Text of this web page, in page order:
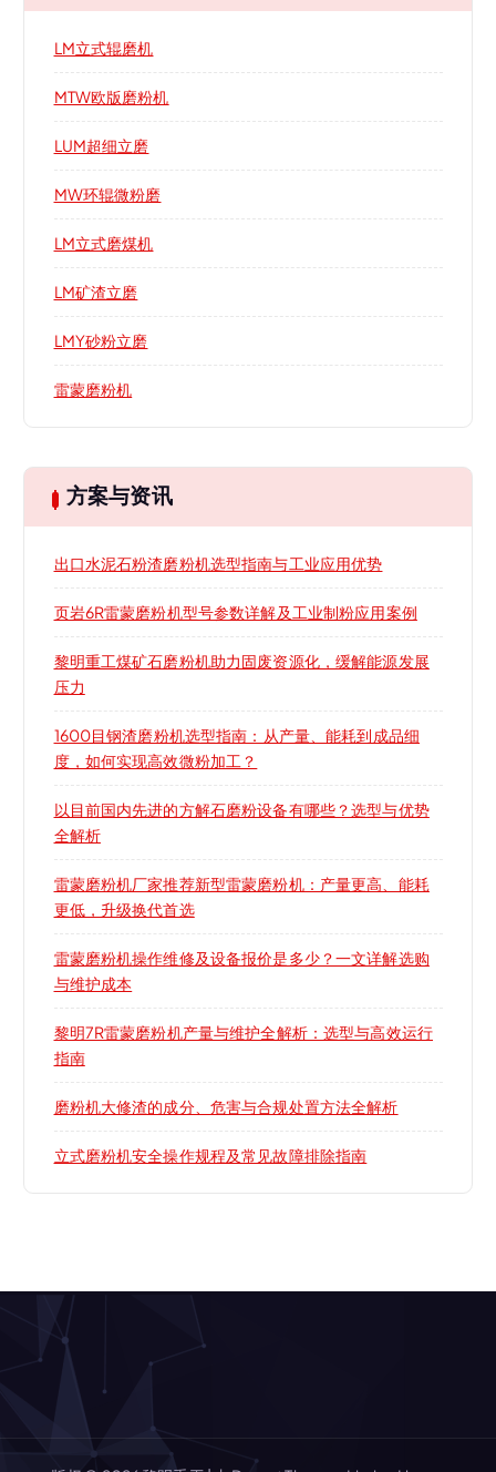
LM立式辊磨机
MTW欧版磨粉机
LUM超细立磨
MW环辊微粉磨
LM立式磨煤机
LM矿渣立磨
LMY砂粉立磨
雷蒙磨粉机
方案与资讯
出口水泥石粉渣磨粉机选型指南与工业应用优势
页岩6R雷蒙磨粉机型号参数详解及工业制粉应用案例
黎明重工煤矿石磨粉机助力固废资源化，缓解能源发展
压力
1600目钢渣磨粉机选型指南：从产量、能耗到成品细
度，如何实现高效微粉加工？
以目前国内先进的方解石磨粉设备有哪些？选型与优势
全解析
雷蒙磨粉机厂家推荐新型雷蒙磨粉机：产量更高、能耗
更低，升级换代首选
雷蒙磨粉机操作维修及设备报价是多少？一文详解选购
与维护成本
黎明7R雷蒙磨粉机产量与维护全解析：选型与高效运行
指南
磨粉机大修渣的成分、危害与合规处置方法全解析
立式磨粉机安全操作规程及常见故障排除指南